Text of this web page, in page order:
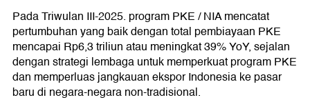
Pada Triwulan III-2025. program PKE / NIA mencatat
pertumbuhan yang baik dengan total pembiayaan PKE
mencapai Rp6,3 triliun atau meningkat 39% YoY, sejalan
dengan strategi lembaga untuk memperkuat program PKE
dan memperluas jangkauan ekspor Indonesia ke pasar
baru di negara-negara non-tradisional.